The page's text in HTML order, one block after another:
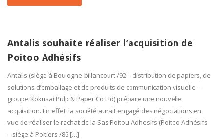
Antalis souhaite réaliser l’acquisition de
Poitoo Adhésifs
Antalis (siège à Boulogne-billancourt /92 – distribution de papiers, de
solutions d’emballage et de produits de communication visuelle –
groupe Kokusai Pulp & Paper Co Ltd) prépare une nouvelle
acquisition. En effet, la société aurait engagé des négociations en
vue de réaliser le rachat de la Sas Poitou-Adhesifs (Poitoo Adhésifs
– siège à Poitiers /86 […]